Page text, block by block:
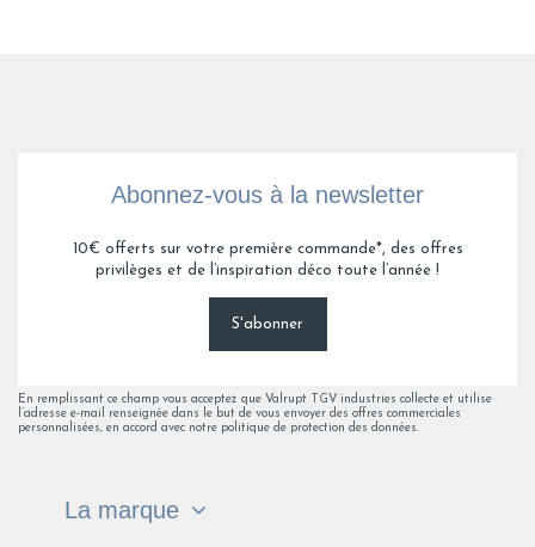
Abonnez-vous à la newsletter
10€ offerts sur votre première commande*, des offres
privilèges et de l’inspiration déco toute l’année !
S'abonner
En remplissant ce champ vous acceptez que Valrupt TGV industries collecte et utilise
l’adresse e-mail renseignée dans le but de vous envoyer des offres commerciales
personnalisées, en accord avec notre politique de protection des données.
La marque